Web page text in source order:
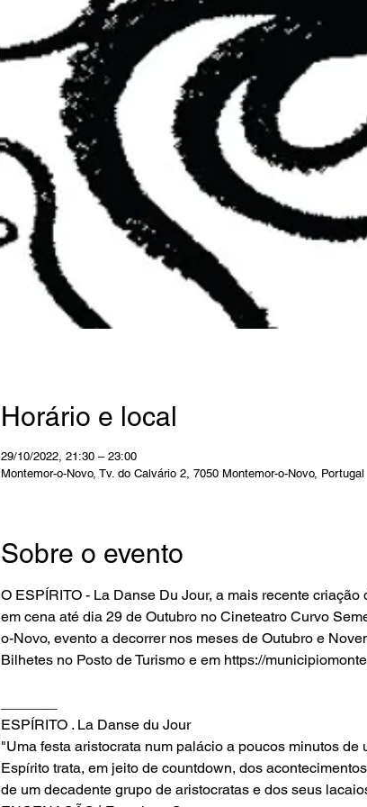
Horário e local
29/10/2022, 21:30 – 23:00
Montemor-o-Novo, Tv. do Calvário 2, 7050 Montemor-o-Novo, Portugal
Sobre o evento
O ESPÍRITO - La Danse Du Jour, a mais recente
em cena até dia 29 de Outubro no Cineteatro Curvo
o-Novo, evento a decorrer nos meses de Outubro e
Bilhetes no Posto de Turismo e em https://
ESPÍRITO . La Danse du Jour
"Uma festa aristocrata num palácio a poucos minutos de
Espírito trata, em jeito de countdown, dos
de um decadente grupo de aristocratas e dos seus